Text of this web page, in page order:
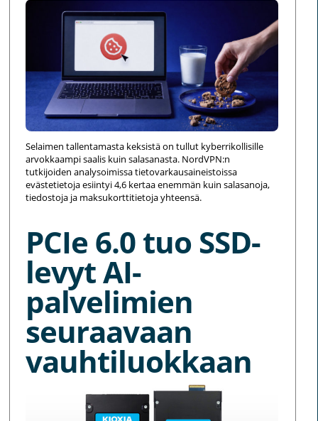
Selaimen tallentamasta keksistä on tullut kyberrikollisille
arvokkaampi saalis kuin salasanasta. NordVPN:n
tutkijoiden analysoimissa tietovarkausaineistoissa
evästetietoja esiintyi 4,6 kertaa enemmän kuin salasanoja,
tiedostoja ja maksukorttitietoja yhteensä.
PCIe 6.0 tuo SSD-
levyt AI-
palvelimien
seuraavaan
vauhtiluokkaan